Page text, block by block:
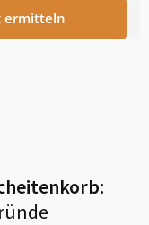
ermitteln
: